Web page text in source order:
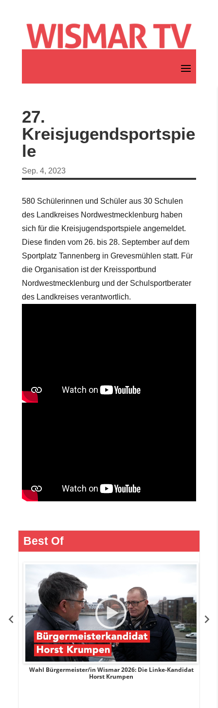
27.
Kreisjugendsportspie
le
Sep. 4, 2023
580 Schülerinnen und Schüler aus 30 Schulen
des Landkreises Nordwestmecklenburg haben
sich für die Kreisjugendsportspiele angemeldet.
Diese finden vom 26. bis 28. September auf dem
Sportplatz Tannenberg in Grevesmühlen statt. Für
die Organisation ist der Kreissportbund
Nordwestmecklenburg und der Schulsportberater
des Landkreises verantwortlich.
Best Of
Wahl Bürgermeister/in Wismar 2026: Die Linke-Kandidat
Horst Krumpen